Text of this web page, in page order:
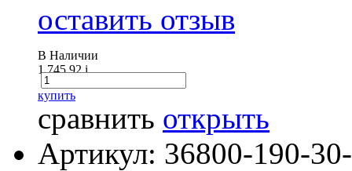
оставить отзыв
В Наличии
1 745.92i
купить
сравнить открыть
Артикул: 36800-190-